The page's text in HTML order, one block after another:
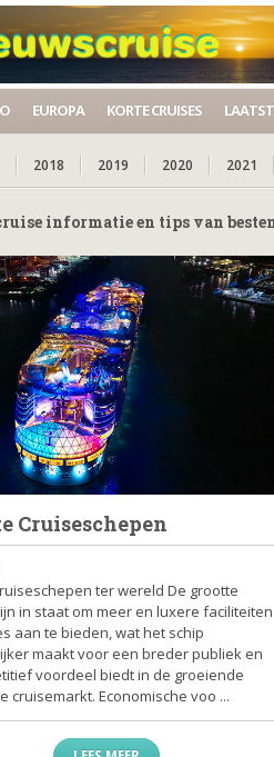
EUROPA KORTE CRUISES
2018 2019 2020 2021
informatie en tips van
Cruiseschepen
ter wereld De grootte
in staat om meer en luxere faciliteiten
aan te bieden, wat het schip
maakt voor een breder publiek en
voordeel biedt in de groeiende
cruisemarkt. Economische voo ...